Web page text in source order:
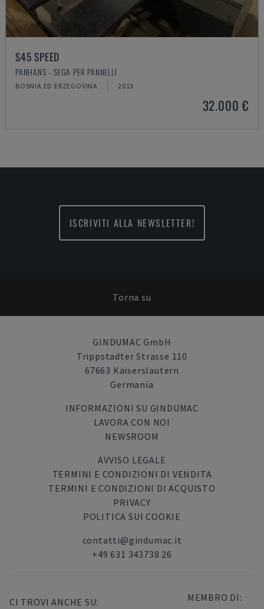
S45 SPEED
PANHANS - SEGA PER PANNELLI
BOSNIA ED ERZEGOVINA 2013
32.000 €
ISCRIVITI ALLA NEWSLETTER!
Torna su
GINDUMAC GmbH
Trippstadter Strasse 110
67663 Kaiserslautern
Germania
INFORMAZIONI SU GINDUMAC
LAVORA CON NOI
NEWSROOM
AVVISO LEGALE
TERMINI E CONDIZIONI DI VENDITA
TERMINI E CONDIZIONI DI ACQUISTO
PRIVACY
POLITICA SUI COOKIE
contatti@gindumac.it
+49 631 343738 26
CI TROVI ANCHE SU: MEMBRO DI: